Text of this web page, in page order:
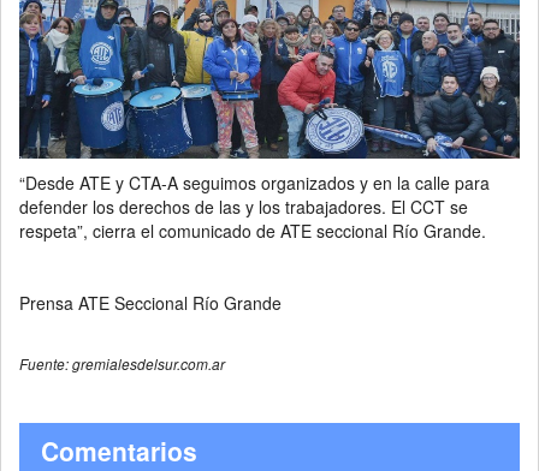
“Desde ATE y CTA-A seguimos organizados y en la calle para
defender los derechos de las y los trabajadores. El CCT se
respeta”, cierra el comunicado de ATE seccional Río Grande.
Prensa ATE Seccional Río Grande
Fuente: gremialesdelsur.com.ar
Comentarios